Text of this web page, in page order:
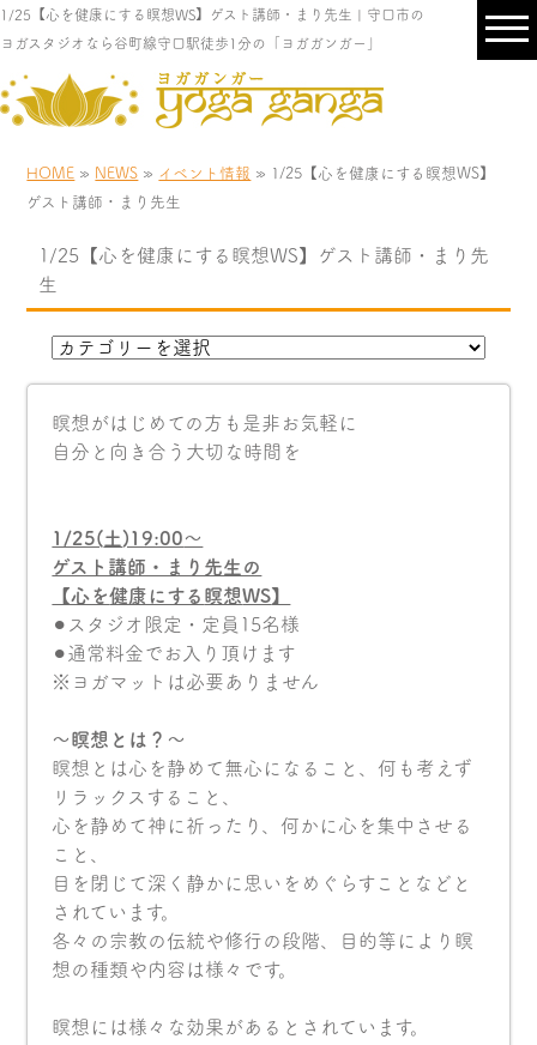
1/25【心を健康にする瞑想WS】ゲスト講師・まり先生 | 守口市の
ヨガスタジオなら谷町線守口駅徒歩1分の「ヨガガンガー」
HOME » NEWS » イベント情報 » 1/25【心を健康にする瞑想WS】
ゲスト講師・まり先生
1/25【心を健康にする瞑想WS】ゲスト講師・まり先
生
瞑想がはじめての方も是非お気軽に
自分と向き合う大切な時間を
1/25(土)19:00〜
ゲスト講師・まり先生の
【心を健康にする 瞑想WS】
⚫︎スタジオ限定・定員15名様
⚫︎通常料金でお入り頂けます
※ヨガマットは必要ありません
〜瞑想とは？〜
瞑想とは心を静めて無心になること、何も考えず
リラックスすること、
心を静めて神に祈ったり、何かに心を集中させる
こと、
目を閉じて深く静かに思いをめぐらすことなどと
されています。
各々の宗教の伝統や修行の段階、目的等により瞑
想の種類や内容は様々です。
瞑想には様々な効果があるとされています。